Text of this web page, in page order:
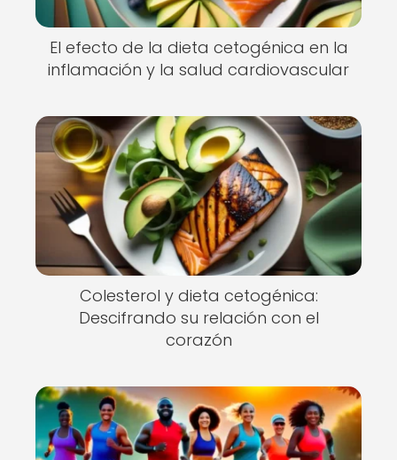
El efecto de la dieta cetogénica en la
inflamación y la salud cardiovascular
Colesterol y dieta cetogénica:
Descifrando su relación con el
corazón